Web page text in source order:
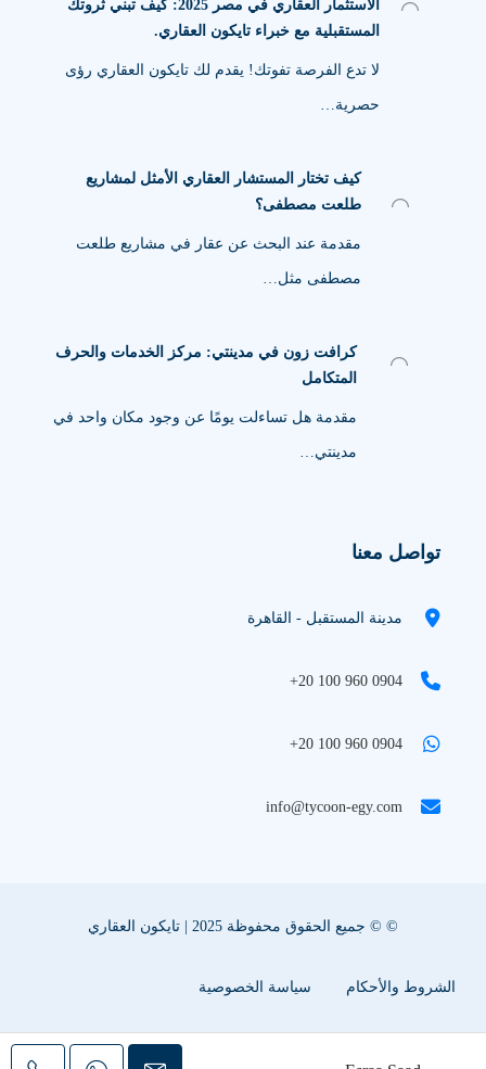
الاستثمار العقاري في مصر 2025: كيف تبني ثروتك
المستقبلية مع خبراء تايكون العقاري.
لا تدع الفرصة تفوتك! يقدم لك تايكون العقاري رؤى
حصرية…
كيف تختار المستشار العقاري الأمثل لمشاريع
طلعت مصطفى؟
مقدمة عند البحث عن عقار في مشاريع طلعت
مصطفى مثل…
كرافت زون في مدينتي: مركز الخدمات والحرف
المتكامل
مقدمة هل تساءلت يومًا عن وجود مكان واحد في
مدينتي…
تواصل معنا
مدينة المستقبل - القاهرة
+20 100 960 0904
+20 100 960 0904
info@tycoon-egy.com
© © جميع الحقوق محفوظة 2025 | تايكون العقاري
الشروط والأحكام سياسة الخصوصية